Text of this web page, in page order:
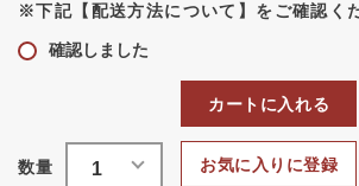
※下記【配送方法について】をご確認く
確認しました
お気に入りに登録
カートに入れる